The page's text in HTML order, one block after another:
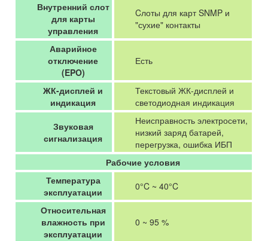
Внутренний слот
для карты
управления
Cлоты для карт SNMP и
"сухие" контакты
Аварийное
отключение
(EPO)
Есть
ЖК-дисплей и
индикация
Текстовый ЖК-дисплей и
светодиодная индикация
Звуковая
сигнализация
Неисправность электросети,
низкий заряд батарей,
перегрузка, ошибка ИБП
Рабочие условия
Температура
эксплуатации
0°C ~ 40°C
Относительная
влажность при
эксплуатации
0 ~ 95 %